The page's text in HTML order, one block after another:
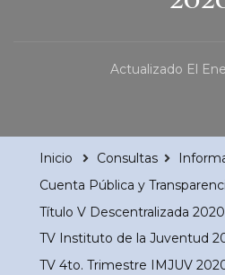
Actualizado El
Inicio Consultas
Cuenta Pública y
Título V Descentralizada 2020
TV Instituto de la Juventud
TV 4to. Trimestre IMJUV